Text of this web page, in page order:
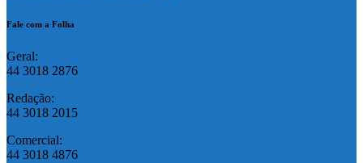
Fale com a Folha
Geral:
44 3018 2876
Redação:
44 3018 2015
Comercial:
44 3018 4876